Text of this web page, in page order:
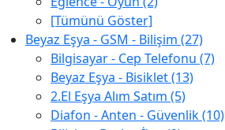
[Tümünü Göster]
Beyaz Eşya - GSM - Bilişim (27)
Bilgisayar - Cep Telefonu (7)
Beyaz Eşya - Bisiklet (13)
2.El Eşya Alım Satım (5)
Diafon - Anten - Güvenlik (10)